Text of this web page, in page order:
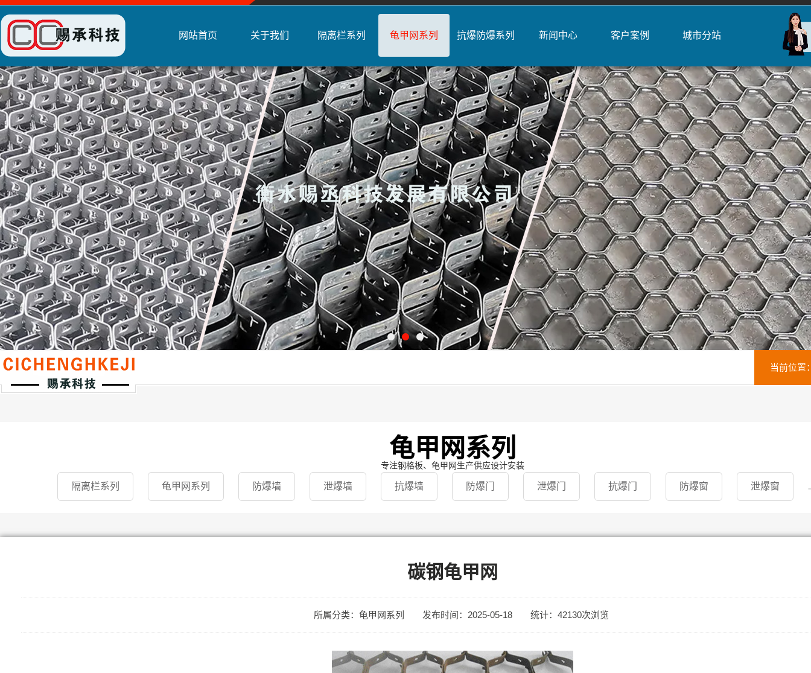
网站首页 关于我们 隔离栏系列 龟甲网系列 抗爆防爆系列 新闻中心 客户案例 城市分站
当前位置
龟甲网系列
专注钢格板、龟甲网生产供应设计安装
隔离栏系列 龟甲网系列 防爆墙 泄爆墙 抗爆墙 防爆门 泄爆门 抗爆门 防爆窗 泄爆窗
碳钢龟甲网
所属分类：龟甲网系列 发布时间：2025-05-18 统计：42130次浏览